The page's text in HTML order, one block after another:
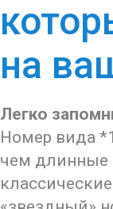
на
Легко
Номер вида
чем длинные